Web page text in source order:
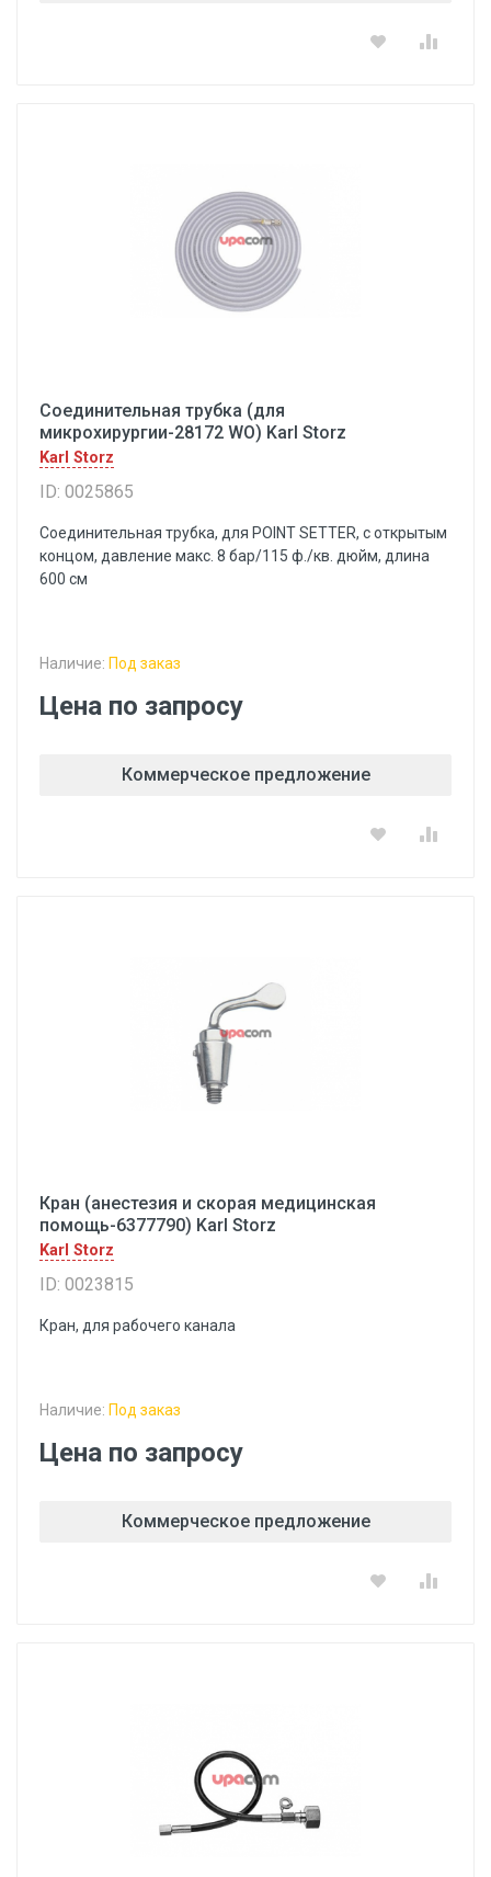
Соединительная трубка (для
микрохирургии-28172 WO) Karl Storz
Karl Storz
ID: 0025865
Соединительная трубка, для POINT SETTER, с открытым
концом, давление макс. 8 бар/115 ф./кв. дюйм, длина
600 см
Наличие: Под заказ
Цена по запросу
Коммерческое предложение
Кран (анестезия и скорая медицинская
помощь-6377790) Karl Storz
Karl Storz
ID: 0023815
Кран, для рабочего канала
Наличие: Под заказ
Цена по запросу
Коммерческое предложение